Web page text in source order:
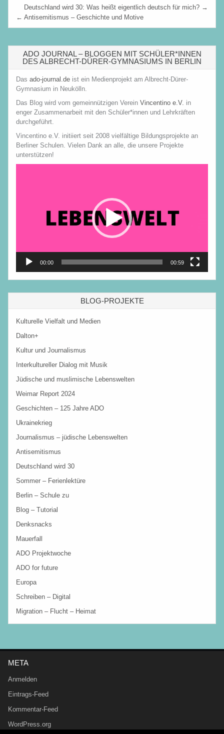
Beitragsnavigation
Deutschland wird 30: Was heißt eigentlich deutsch für mich? →
← Antisemitismus – Geschichte und Motive
ADO JOURNAL – BLOGGEN MIT SCHÜLER*INNEN
DES ALBRECHT-DÜRER-GYMNASIUMS IN BERLIN
Das ado-journal.de ist ein Medienprojekt am Albrecht-Dürer-
Gymnasium in Neukölln.
Das Blog wird vom gemeinnützigen Verein Vincentino e.V. in
enger Zusammenarbeit mit den Schüler*innen und Lehrkräften
durchgeführt.
Vincentino e.V. initiiert seit 2008 vielfältige Bildungsprojekte an
Berliner Schulen. Vielen Dank an alle, die unsere Projekte
unterstützen!
00:00 00:59
BLOG-PROJEKTE
Kulturelle Vielfalt und Medien
Dalton+
Kultur und Journalismus
Interkultureller Dialog mit Musik
Jüdische und muslimische Lebenswelten
Weimar Report 2024
Geschichten – 125 Jahre ADO
Ukrainekrieg
Journalismus – jüdische Lebenswelten
Antisemitismus
Deutschland wird 30
Sommer – Ferienlektüre
Berlin – Schule zu
Blog – Tutorial
Denksnacks
Mauerfall
ADO Projektwoche
ADO for future
Europa
Schreiben – Digital
Migration – Flucht – Heimat
META
Anmelden
Eintrags-Feed
Kommentar-Feed
WordPress.org